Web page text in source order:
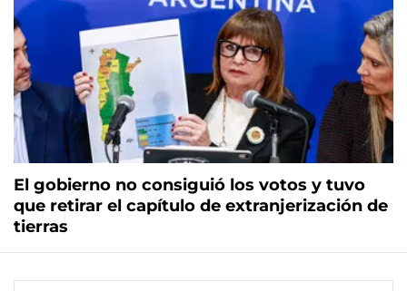
El gobierno no consiguió los votos y tuvo
que retirar el capítulo de extranjerización de
tierras